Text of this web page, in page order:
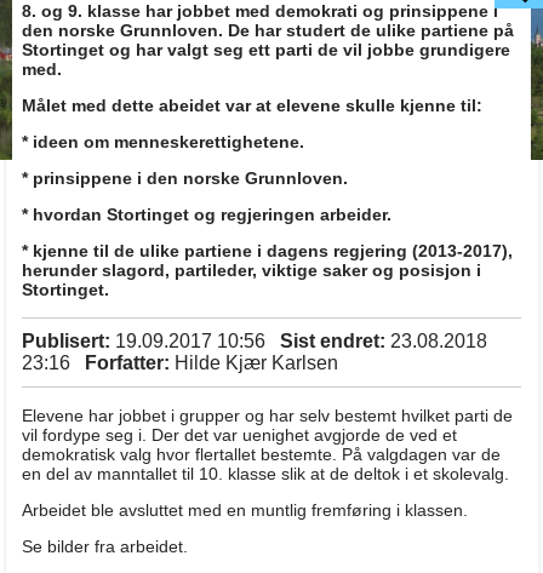
8. og 9. klasse har jobbet med demokrati og prinsippene i
den norske Grunnloven. De har studert de ulike partiene på
Stortinget og har valgt seg ett parti de vil jobbe grundigere
med.
Målet med dette abeidet var at elevene skulle kjenne til:
* ideen om menneskerettighetene.
* prinsippene i den norske Grunnloven.
* hvordan Stortinget og regjeringen arbeider.
* kjenne til de ulike partiene i dagens regjering (2013-2017),
herunder slagord, partileder, viktige saker og posisjon i
Stortinget.
Publisert: 19.09.2017 10:56 Sist endret: 23.08.2018
23:16
Forfatter: Hilde Kjær Karlsen
Elevene har jobbet i grupper og har selv bestemt hvilket parti de
vil fordype seg i. Der det var uenighet avgjorde de ved et
demokratisk valg hvor flertallet bestemte. På valgdagen var de
en del av manntallet til 10. klasse slik at de deltok i et skolevalg.
Arbeidet ble avsluttet med en muntlig fremføring i klassen.
Se bilder fra arbeidet.